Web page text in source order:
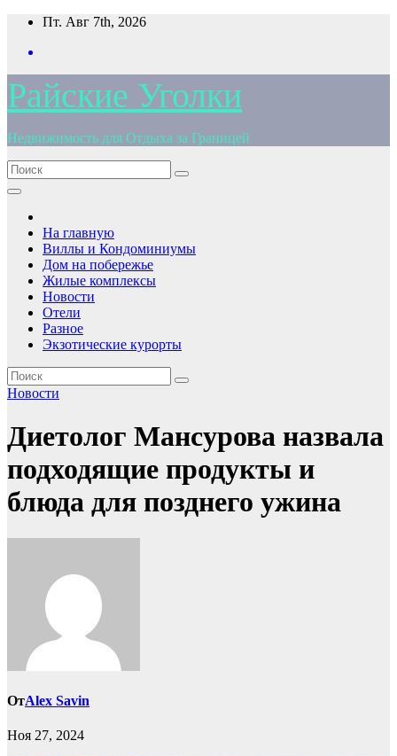
Перейти
содержимому
Пт. Авг 7th, 2026
Райские Уголки
Недвижимость для Отдыха за Границей
На главную
Виллы и Кондоминиумы
Дом на побережье
Жилые комплексы
Новости
Отели
Разное
Экзотические курорты
Новости
Диетолог Мансурова назвала
подходящие продукты и
блюда для позднего ужина
ОтAlex Savin
Ноя 27, 2024